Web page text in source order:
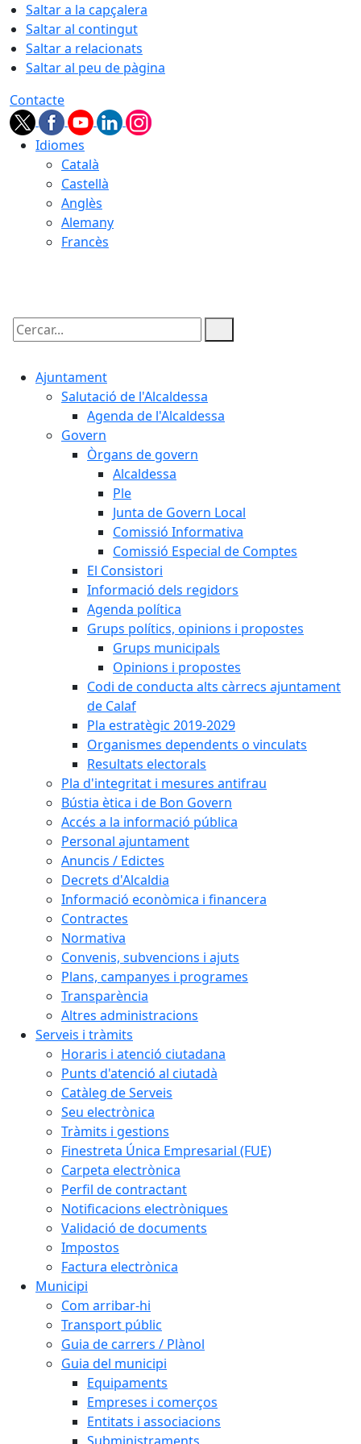
Saltar a la capçalera
Saltar al contingut
Saltar a relacionats
Saltar al peu de pàgina
Contacte
Idiomes
Català
Castellà
Anglès
Alemany
Francès
Cercar:
Ajuntament
Salutació de l'Alcaldessa
Agenda de l'Alcaldessa
Govern
Òrgans de govern
Alcaldessa
Ple
Junta de Govern Local
Comissió Informativa
Comissió Especial de Comptes
El Consistori
Informació dels regidors
Agenda política
Grups polítics, opinions i propostes
Grups municipals
Opinions i propostes
Codi de conducta alts càrrecs ajuntament
de Calaf
Pla estratègic 2019-2029
Organismes dependents o vinculats
Resultats electorals
Pla d'integritat i mesures antifrau
Bústia ètica i de Bon Govern
Accés a la informació pública
Personal ajuntament
Anuncis / Edictes
Decrets d'Alcaldia
Informació econòmica i financera
Contractes
Normativa
Convenis, subvencions i ajuts
Plans, campanyes i programes
Transparència
Altres administracions
Serveis i tràmits
Horaris i atenció ciutadana
Punts d'atenció al ciutadà
Catàleg de Serveis
Seu electrònica
Tràmits i gestions
Finestreta Única Empresarial (FUE)
Carpeta electrònica
Perfil de contractant
Notificacions electròniques
Validació de documents
Impostos
Factura electrònica
Municipi
Com arribar-hi
Transport públic
Guia de carrers / Plànol
Guia del municipi
Equipaments
Empreses i comerços
Entitats i associacions